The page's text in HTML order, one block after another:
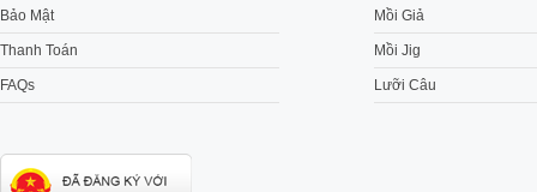
Bảo Mật
Thanh Toán
FAQs
Mồi Giả
Mồi Jig
Lưỡi Câu